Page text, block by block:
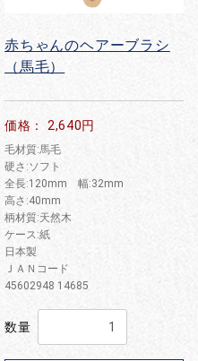
赤ちゃんのヘアーブラシ
（馬毛）
価格： 2,640円
毛材質:馬毛
硬さ:ソフト
全長:120mm 幅:32mm
高さ:40mm
柄材質:天然木
ケース:紙
日本製
ＪＡＮコード
45602948 14685
数量